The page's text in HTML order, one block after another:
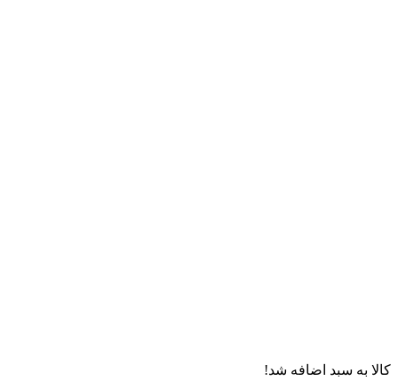
کالا به سبد اضافه شد!